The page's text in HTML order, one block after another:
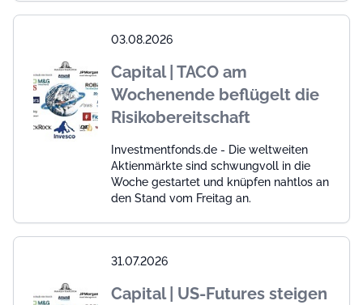
03.08.2026
Capital | TACO am
Wochenende beflügelt die
Risikobereitschaft
Investmentfonds.de - Die weltweiten
Aktienmärkte sind schwungvoll in die
Woche gestartet und knüpfen nahtlos an
den Stand vom Freitag an.
31.07.2026
Capital | US-Futures steigen